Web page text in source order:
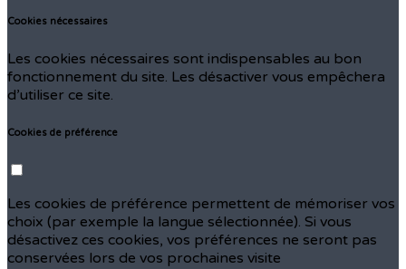
Cookies nécessaires
Les cookies nécessaires sont indispensables au bon
fonctionnement du site. Les désactiver vous empêchera
d’utiliser ce site.
Cookies de préférence
Les cookies de préférence permettent de mémoriser vos
choix (par exemple la langue sélectionnée). Si vous
désactivez ces cookies, vos préférences ne seront pas
conservées lors de vos prochaines visite